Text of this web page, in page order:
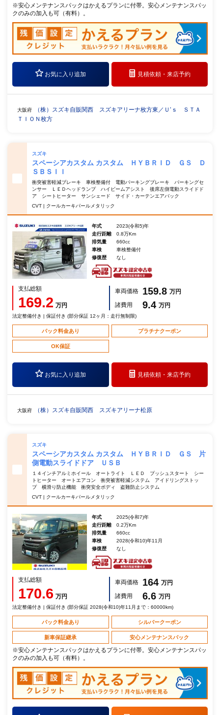
※安心メンテナンスパックはかえるプランに付帯。安心メンテナンスパッ
クのみの加入も可（有料）。
お気に入り追加 見積依頼・来店予約
大阪府
（株）スズキ自販関西 スズキアリーナ枚方東／Ｕ’ｓ ＳＴＡ
ＴＩＯＮ枚方
スズキ
スペーシアカスタム カスタム ＨＹＢＲＩＤ ＧＳ Ｄ
ＳＢＳＩＩ
衝突被害軽減ブレーキ 車検整備付 電動パーキングブレーキ パーキングセ
ンサー ＬＥＤヘッドランプ ハイビームアシスト 後席左側電動スライドド
ア シートヒーター サンシェード サイド・カーテンエアバック
CVT | クールカーキパールメタリック
年式
2023(令和5)年
走行距離
0.8万Km
排気量
660cc
車検
車検整備付
修復歴
なし
支払総額
169.2 万円
車両価格 159.8 万円
諸費用
9.4 万円
法定整備付き | 保証付き (部分保証 12ヶ月：走行無制限)
パック料金あり プラチナクーポン
OK保証
お気に入り追加 見積依頼・来店予約
大阪府 （株）スズキ自販関西 スズキアリーナ松原
スズキ
スペーシアカスタム カスタム ＨＹＢＲＩＤ ＧＳ 片
側電動スライドドア ＵＳＢ
１４インチアルミホイール オートライト ＬＥＤ プッシュスタート シー
トヒーター オートエアコン 衝突被害軽減システム アイドリングストッ
プ 横滑り防止機能 衝突安全ボディ 盗難防止システム
CVT | クールカーキパールメタリック
年式
2025(令和7)年
走行距離
0.2万Km
排気量
660cc
車検
2028(令和10)年11月
修復歴
なし
支払総額
170.6 万円
車両価格 164 万円
諸費用
6.6 万円
法定整備付き | 保証付き (部分保証 2028(令和10)年11月まで：60000km)
パック料金あり シルバークーポン
新車保証継承 安心メンテナンスパック
※安心メンテナンスパックはかえるプランに付帯。安心メンテナンスパッ
クのみの加入も可（有料）。